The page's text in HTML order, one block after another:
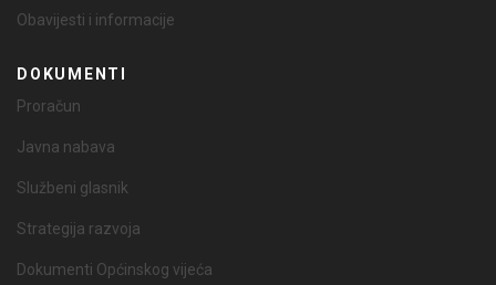
Obavijesti i informacije
DOKUMENTI
Proračun
Javna nabava
Službeni glasnik
Strategija razvoja
Dokumenti Općinskog vijeća